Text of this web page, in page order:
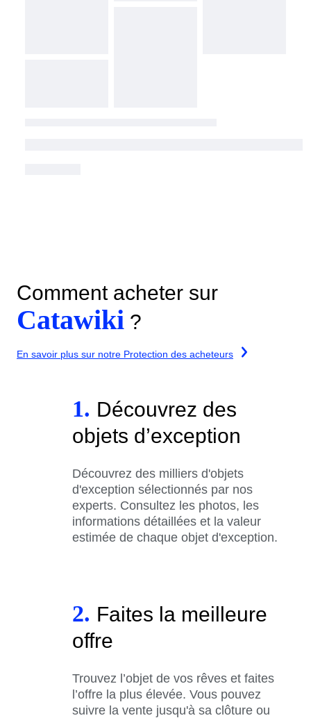
Comment acheter sur
Catawiki ?
En savoir plus sur notre Protection des acheteurs
1. Découvrez des
objets d’exception
Découvrez des milliers d'objets
d'exception sélectionnés par nos
experts. Consultez les photos, les
informations détaillées et la valeur
estimée de chaque objet d'exception.
2. Faites la meilleure
offre
Trouvez l’objet de vos rêves et faites
l’offre la plus élevée. Vous pouvez
suivre la vente jusqu'à sa clôture ou